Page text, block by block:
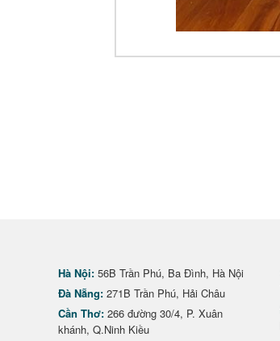
Hà Nội: 56B Trần Phú, Ba Đình, Hà Nội
Đà Nẵng: 271B Trần Phú, Hải Châu
Cần Thơ: 266 đường 30/4, P. Xuân
khánh, Q.Ninh Kiều